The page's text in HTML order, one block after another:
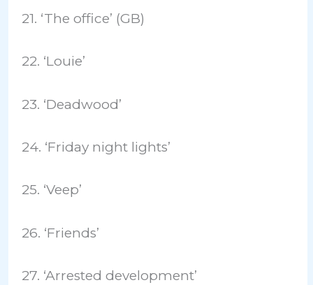
21. ‘The office’ (GB)
22. ‘Louie’
23. ‘Deadwood’
24. ‘Friday night lights’
25. ‘Veep’
26. ‘Friends’
27. ‘Arrested development’